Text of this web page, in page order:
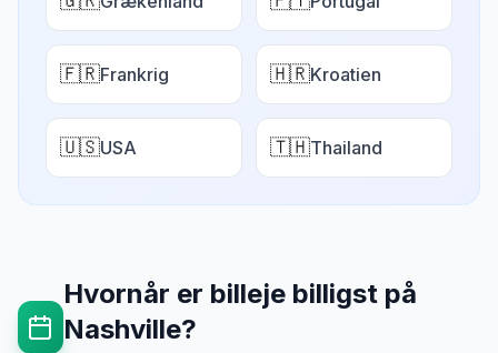
🇫🇷Frankrig 🇭🇷Kroatien
🇺🇸USA 🇹🇭Thailand
Hvornår er billeje billigst på
Nashville?